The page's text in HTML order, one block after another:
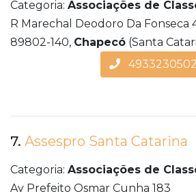
Categoria: Associações de
R Marechal Deodoro Da Fonseca
89802-140, Chapecó (Santa
4933230502
7. Assespro Santa Catarina
Categoria: Associações de
Av Prefeito Osmar Cunha 183